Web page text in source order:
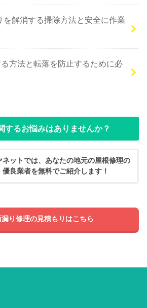
を解消する掃除方法と安全に作業
方法と転落を防止するために必
するお悩みはありませんか？
ネットでは、あなたの地元の屋根修理の
優良業者を無料でご紹介します！
り修理の見積もりはこちら